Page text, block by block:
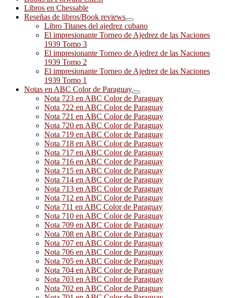
Libros en Chessable
Reseñas de libros/Book reviews
Libro Titanes del ajedrez cubano
El impresionante Torneo de Ajedrez de las Naciones
1939 Tomo 3
El impresionante Torneo de Ajedrez de las Naciones
1939 Tomo 2
El impresionante Torneo de Ajedrez de las Naciones
1939 Tomo 1
Notas en ABC Color de Paraguay
Nota 723 en ABC Color de Paraguay
Nota 722 en ABC Color de Paraguay
Nota 721 en ABC Color de Paraguay
Nota 720 en ABC Color de Paraguay
Nota 719 en ABC Color de Paraguay
Nota 718 en ABC Color de Paraguay
Nota 717 en ABC Color de Paraguay
Nota 716 en ABC Color de Paraguay
Nota 715 en ABC Color de Paraguay
Nota 714 en ABC Color de Paraguay
Nota 713 en ABC Color de Paraguay
Nota 712 en ABC Color de Paraguay
Nota 711 en ABC Color de Paraguay
Nota 710 en ABC Color de Paraguay
Nota 709 en ABC Color de Paraguay
Nota 708 en ABC Color de Paraguay
Nota 707 en ABC Color de Paraguay
Nota 706 en ABC Color de Paraguay
Nota 705 en ABC Color de Paraguay
Nota 704 en ABC Color de Paraguay
Nota 703 en ABC Color de Paraguay
Nota 702 en ABC Color de Paraguay